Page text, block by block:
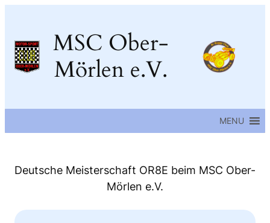
springen
MSC Ober-
Mörlen e.V.
MENU
Deutsche Meisterschaft OR8E beim MSC Ober-
Mörlen e.V.